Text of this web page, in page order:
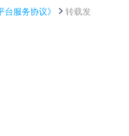
台服务协议》
转载发